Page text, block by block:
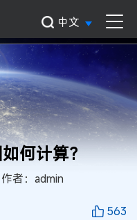
中文
何计算?
作者：admin
563